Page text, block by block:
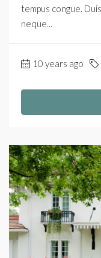
tempus congue.
neque...
10 years ago